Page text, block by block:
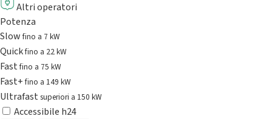
Altri operatori
Potenza
Slowfino a 7 kW
Quickfino a 22 kW
Fastfino a 75 kW
Fast+fino a 149 kW
Ultrafast superiori a 150 kW
Accessibile h24